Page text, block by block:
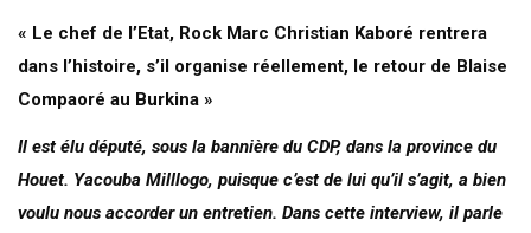
« Le chef de l’Etat, Rock Marc Christian Kaboré rentrera
dans l’histoire, s’il organise réellement, le retour de Blaise
Compaoré au Burkina »
Il est élu député, sous la bannière du CDP, dans la province du
Houet. Yacouba Milllogo, puisque c’est de lui qu’il s’agit, a bien
voulu nous accorder un entretien. Dans cette interview, il parle